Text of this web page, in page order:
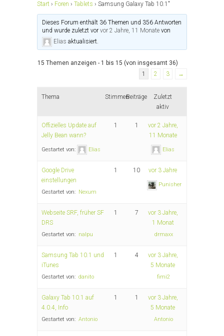
Start › Foren › Tablets › Samsung Galaxy Tab 10.1"
Dieses Forum enthält 36 Themen und 356 Antworten
und wurde zuletzt vorvor 2 Jahre, 11 Monate von
Elias aktualisiert.
15 Themen anzeigen - 1 bis 15 (von insgesamt 36)
1
2 3 →
Thema StimmenBeiträge
Zuletzt
aktiv
Offizielles Update auf
Jelly Bean wann?
Gestartet von: Elias
1 1
vor 2 Jahre,
11 Monate
Elias
Google Drive
einstellungen
Gestartet von: Nexum
1 10 vor 3 Jahre
Punisher
Webseite SRF, früher SF
DRS
Gestartet von: nalpu
1 7
vor 3 Jahre,
1 Monat
drmaxx
Samsung Tab 10.1 und
iTunes
Gestartet von: danito
1 4
vor 3 Jahre,
5 Monate
fimi2
Galaxy Tab 10.1 auf
4.0.4, Info
Gestartet von: Antonio
1 1
vor 3 Jahre,
5 Monate
Antonio